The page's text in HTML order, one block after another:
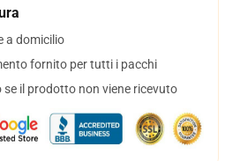
a domicilio
fornito per tutti i pacchi
il prodotto non viene ricevuto